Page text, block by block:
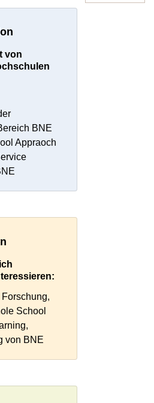
von
BNE
Appraoch
,
School
,
von BNE